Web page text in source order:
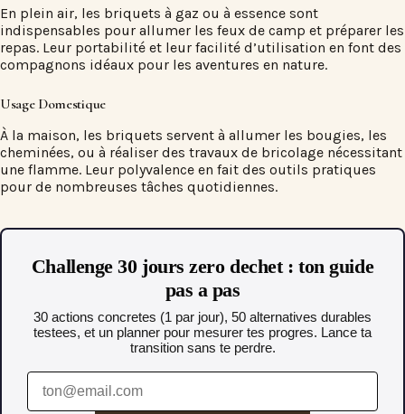
En plein air, les briquets à gaz ou à essence sont
indispensables pour allumer les feux de camp et préparer les
repas. Leur portabilité et leur facilité d’utilisation en font des
compagnons idéaux pour les aventures en nature.
Usage Domestique
À la maison, les briquets servent à allumer les bougies, les
cheminées, ou à réaliser des travaux de bricolage nécessitant
une flamme. Leur polyvalence en fait des outils pratiques
pour de nombreuses tâches quotidiennes.
Challenge 30 jours zero dechet : ton guide
pas a pas
30 actions concretes (1 par jour), 50 alternatives durables
testees, et un planner pour mesurer tes progres. Lance ta
transition sans te perdre.